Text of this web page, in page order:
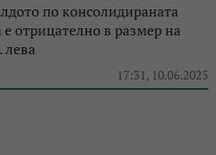
по консолидираната
отрицателно в размер на
лева
17:31, 10.06.2025